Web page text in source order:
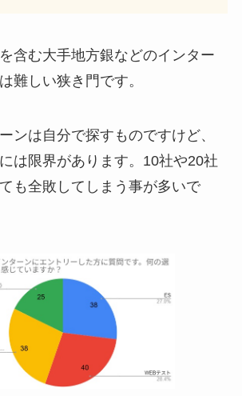
含む大手地方銀などのインター
難しい狭き門です。
ンは自分で探すものですけど、
は限界があります。10社や20社
も全敗してしまう事が多いで